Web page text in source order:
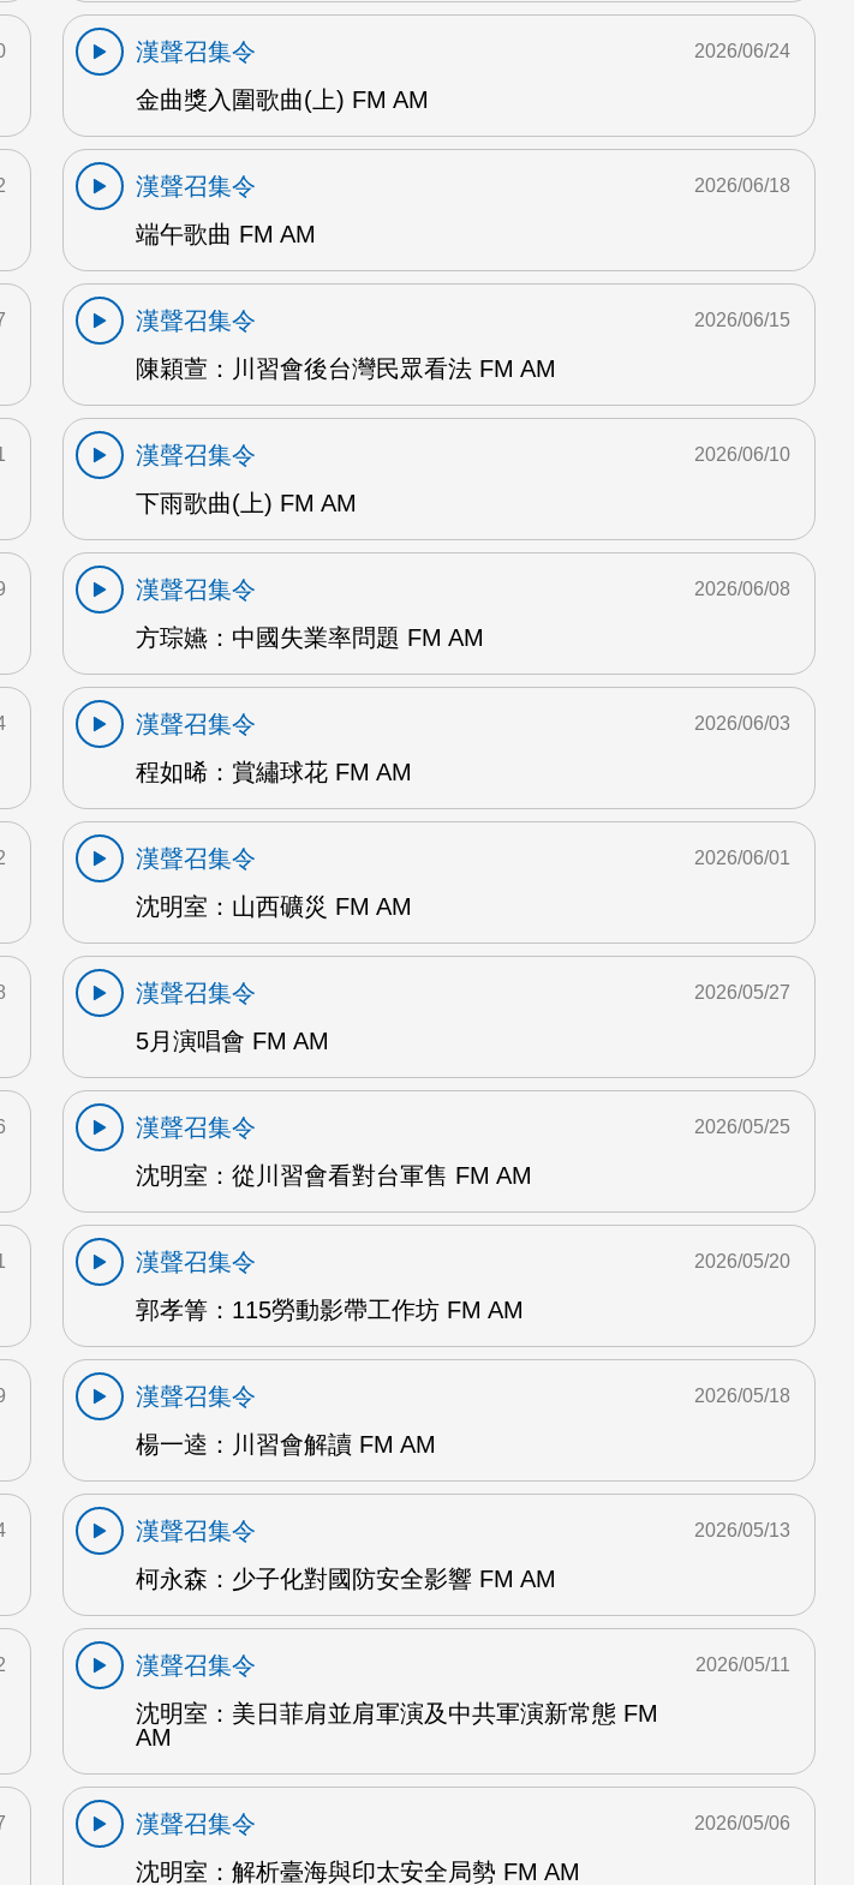
漢聲召集令
金曲獎入圍歌曲(上) FM AM
2026/06/24
漢聲召集令
端午歌曲 FM AM
2026/06/18
漢聲召集令
陳穎萱：川習會後台灣民眾看法 FM AM
2026/06/15
漢聲召集令
下雨歌曲(上) FM AM
2026/06/10
漢聲召集令
方琮嬿：中國失業率問題 FM AM
2026/06/08
漢聲召集令
程如晞：賞繡球花 FM AM
2026/06/03
漢聲召集令
沈明室：山西礦災 FM AM
2026/06/01
漢聲召集令
5月演唱會 FM AM
2026/05/27
漢聲召集令
沈明室：從川習會看對台軍售 FM AM
2026/05/25
漢聲召集令
郭孝箐：115勞動影帶工作坊 FM AM
2026/05/20
漢聲召集令
楊一逵：川習會解讀 FM AM
2026/05/18
漢聲召集令
柯永森：少子化對國防安全影響 FM AM
2026/05/13
漢聲召集令
沈明室：美日菲肩並肩軍演及中共軍演新常態 FM
AM
2026/05/11
漢聲召集令
沈明室：解析臺海與印太安全局勢 FM AM
2026/05/06